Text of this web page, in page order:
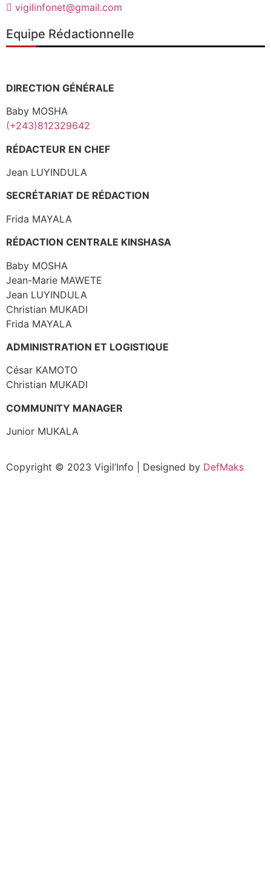
vigilinfonet@gmail.com
Equipe Rédactionnelle
DIRECTION GÉNÉRALE
Baby MOSHA
(+243)812329642
RÉDACTEUR EN CHEF
Jean LUYINDULA
SECRÉTARIAT DE RÉDACTION
Frida MAYALA
RÉDACTION CENTRALE KINSHASA
Baby MOSHA
Jean-Marie MAWETE
Jean LUYINDULA
Christian MUKADI
Frida MAYALA
ADMINISTRATION ET LOGISTIQUE
César KAMOTO
Christian MUKADI
COMMUNITY MANAGER
Junior MUKALA
Copyright © 2023 Vigil’Info | Designed by DefMaks